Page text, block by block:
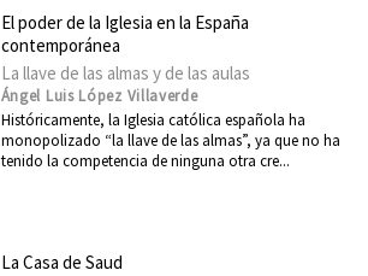
El poder de la Iglesia en la España
contemporánea
La llave de las almas y de las aulas
Ángel Luis López Villaverde
Históricamente, la Iglesia católica española ha
monopolizado “la llave de las almas”, ya que no ha
tenido la competencia de ninguna otra cre...
La Casa de Saud